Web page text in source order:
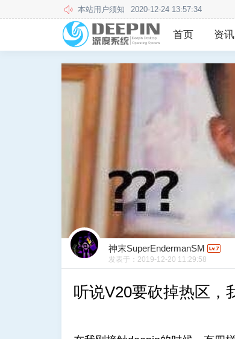
本站用户须知
2020-12-24 13:57:34
此站不再更新和维护，欢迎前往新站
2024-
首页 资讯
神末SuperEndermanSM
发表于： 2019-12-20 11:29:58
听说V20要砍掉热区，